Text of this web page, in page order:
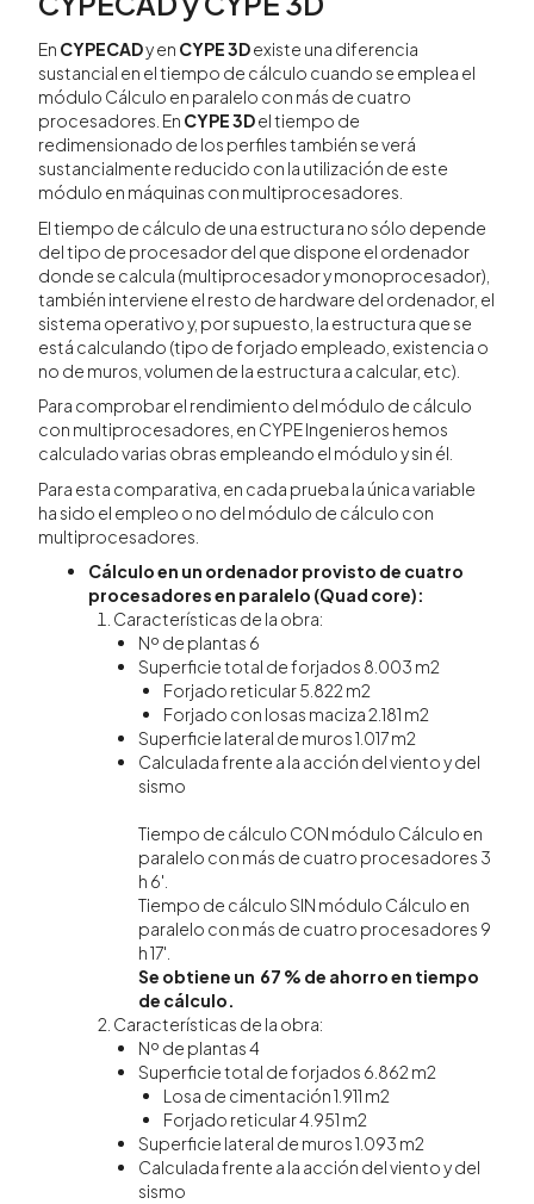
En CYPECADy en CYPE 3Dexiste una diferencia
sustancial en el tiempo de cálculo cuando se emplea el
módulo Cálculo en paralelo con más de cuatro
procesadores. En CYPE 3Del tiempo de
redimensionado de los perfiles también se verá
sustancialmente reducido con la utilización de este
módulo en máquinas con multiprocesadores.
El tiempo de cálculo de una estructura no sólo depende
del tipo de procesador del que dispone el ordenador
donde se calcula (multiprocesador y monoprocesador),
también interviene el resto de hardware del ordenador, el
sistema operativo y, por supuesto, la estructura que se
está calculando (tipo de forjado empleado, existencia o
no de muros, volumen de la estructura a calcular, etc).
Para comprobar el rendimiento del módulo de cálculo
con multiprocesadores, en CYPE Ingenieros hemos
calculado varias obras empleando el módulo y sin él.
Para esta comparativa, en cada prueba la única variable
ha sido el empleo o no del módulo de cálculo con
multiprocesadores.
Cálculo en un ordenador provisto de cuatro
procesadores en paralelo (Quad core):
Características de la obra:
Nº de plantas 6
Superficie total de forjados 8.003 m2
Forjado reticular 5.822 m2
Forjado con losas maciza 2.181 m2
Superficie lateral de muros 1.017 m2
Calculada frente a la acción del viento y del
sismo
Tiempo de cálculo CON módulo Cálculo en
paralelo con más de cuatro procesadores 3
h 6'.
Tiempo de cálculo SIN módulo Cálculo en
paralelo con más de cuatro procesadores 9
h 17'.
Se obtiene un 67 % de ahorro en tiempo
de cálculo.
Características de la obra:
Nº de plantas 4
Superficie total de forjados 6.862 m2
Losa de cimentación 1.911 m2
Forjado reticular 4.951 m2
Superficie lateral de muros 1.093 m2
Calculada frente a la acción del viento y del
sismo